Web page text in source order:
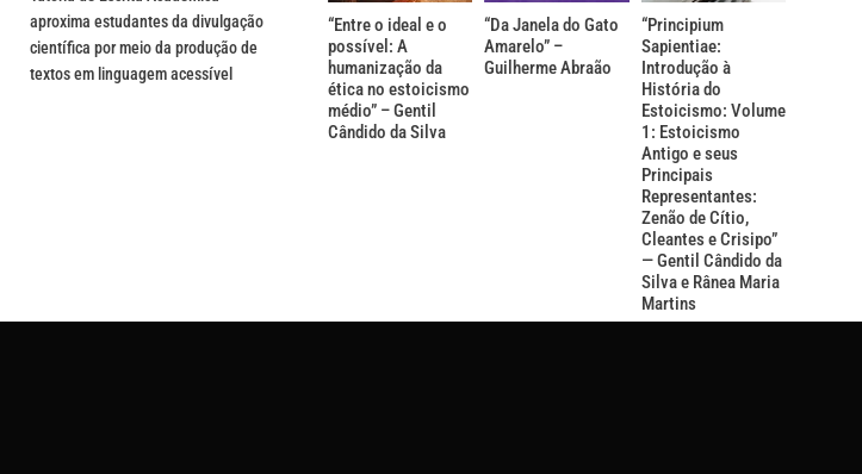
aproxima estudantes da divulgação
científica por meio da produção de
textos em linguagem acessível
“Entre o ideal e o
possível: A
humanização da
ética no estoicismo
médio” – Gentil
Cândido da Silva
“Da Janela do Gato
Amarelo” –
Guilherme Abraão
“Principium
Sapientiae:
Introdução à
História do
Estoicismo: Volume
1: Estoicismo
Antigo e seus
Principais
Representantes:
Zenão de Cítio,
Cleantes e Crisipo”
— Gentil Cândido da
Silva e Rânea Maria
Martins